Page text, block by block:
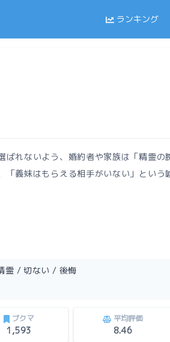
ランキング
れないよう、婚約者や家族は「精霊の
義妹はもらえる相手がいない」とい
霊 / 切ない / 後悔
ブクマ
1,593
平均評価
8.46